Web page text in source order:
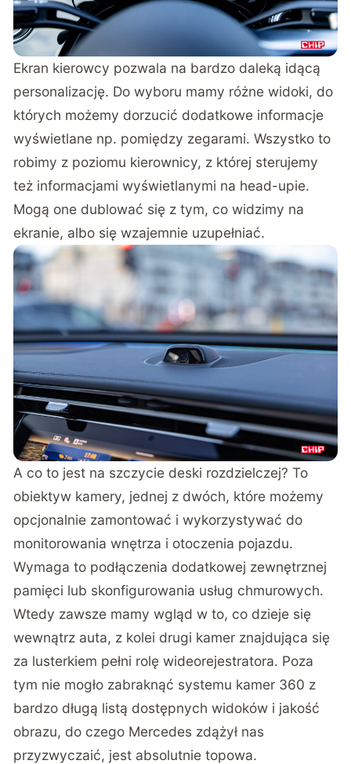
Ekran kierowcy pozwala na bardzo daleką idącą
personalizację. Do wyboru mamy różne widoki, do
których możemy dorzucić dodatkowe informacje
wyświetlane np. pomiędzy zegarami. Wszystko to
robimy z poziomu kierownicy, z której sterujemy
też informacjami wyświetlanymi na head-upie.
Mogą one dublować się z tym, co widzimy na
ekranie, albo się wzajemnie uzupełniać.
A co to jest na szczycie deski rozdzielczej? To
obiektyw kamery, jednej z dwóch, które możemy
opcjonalnie zamontować i wykorzystywać do
monitorowania wnętrza i otoczenia pojazdu.
Wymaga to podłączenia dodatkowej zewnętrznej
pamięci lub skonfigurowania usług chmurowych.
Wtedy zawsze mamy wgląd w to, co dzieje się
wewnątrz auta, z kolei drugi kamer znajdująca się
za lusterkiem pełni rolę wideorejestratora. Poza
tym nie mogło zabraknąć systemu kamer 360 z
bardzo długą listą dostępnych widoków i jakość
obrazu, do czego Mercedes zdążył nas
przyzwyczaić, jest absolutnie topowa.